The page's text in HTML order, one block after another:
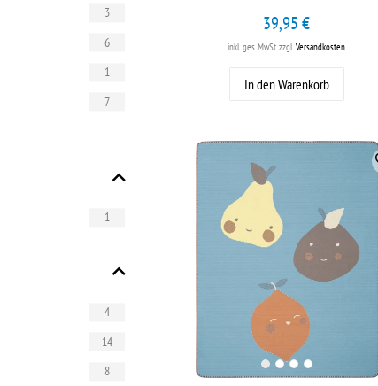
3
6
1
7
1
4
14
8
39,95 €
inkl. ges. MwSt.zzgl.Versandkosten
In den Warenkorb